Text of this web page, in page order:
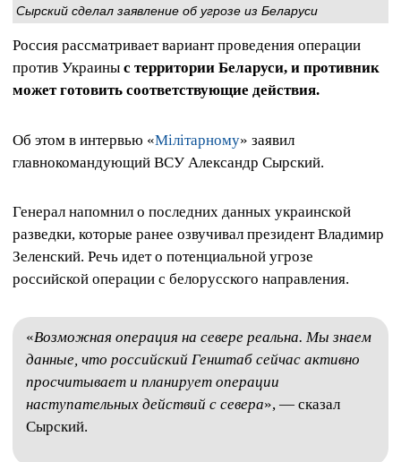
Сырский сделал заявление об угрозе из Беларуси
Россия рассматривает вариант проведения операции
против Украины с территории Беларуси, и противник
может готовить соответствующие действия.
Об этом в интервью «Мілітарному» заявил
главнокомандующий ВСУ Александр Сырский.
Генерал напомнил о последних данных украинской
разведки, которые ранее озвучивал президент Владимир
Зеленский. Речь идет о потенциальной угрозе
российской операции с белорусского направления.
«Возможная операция на севере реальна. Мы знаем
данные, что российский Генштаб сейчас активно
просчитывает и планирует операции
наступательных действий с севера», — сказал
Сырский.